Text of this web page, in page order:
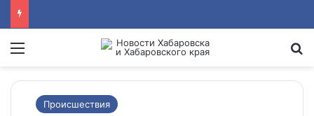
Menu
Происшествия